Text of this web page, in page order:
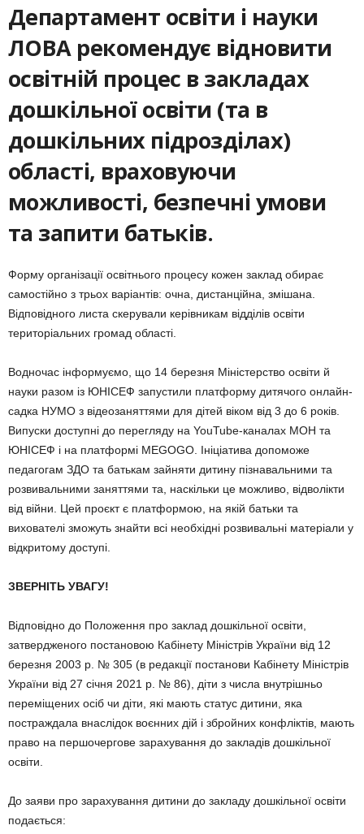
Департамент освіти і науки
ЛОВА рекомендує відновити
освітній процес в закладах
дошкільної освіти (та в
дошкільних підрозділах)
області, враховуючи
можливості, безпечні умови
та запити батьків. ⠀
Форму організації освітнього процесу кожен заклад обирає
самостійно з трьох варіантів: очна, дистанційна, змішана.
Відповідного листа скерували керівникам відділів освіти
територіальних громад області.
Водночас інформуємо, що 14 березня Міністерство освіти й
науки разом із ЮНІСЕФ запустили платформу дитячого онлайн-
садка НУМО з відеозаняттями для дітей віком від 3 до 6 років.
Випуски доступні до перегляду на YouTube-каналах МОН та
ЮНІСЕФ і на платформі MEGOGO. Ініціатива допоможе
педагогам ЗДО та батькам зайняти дитину пізнавальними та
розвивальними заняттями та, наскільки це можливо, відволікти
від війни. Цей проєкт є платформою, на якій батьки та
вихователі зможуть знайти всі необхідні розвивальні матеріали у
відкритому доступі. ⠀
ЗВЕРНІТЬ УВАГУ!
Відповідно до Положення про заклад дошкільної освіти,
затвердженого постановою Кабінету Міністрів України від 12
березня 2003 р. № 305 (в редакції постанови Кабінету Міністрів
України від 27 січня 2021 р. № 86), діти з числа внутрішньо
переміщених осіб чи діти, які мають статус дитини, яка
постраждала внаслідок воєнних дій і збройних конфліктів, мають
право на першочергове зарахування до закладів дошкільної
освіти. ⠀
До заяви про зарахування дитини до закладу дошкільної освіти
подається: